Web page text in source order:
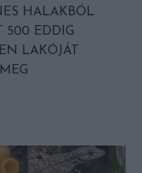
HALAKBÓL
500 EDDIG
LAKÓJÁT